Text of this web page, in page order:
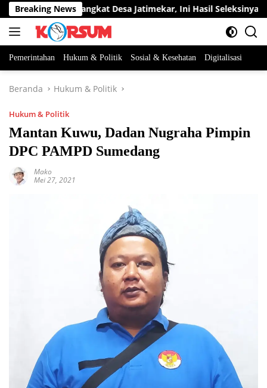
Langsung
ke
konten
Breaking News
Jabatan Perangkat Desa Jatimekar, Ini Hasil Seleksinya
Pemerintahan Hukum & Politik Sosial & Kesehatan Digitalisasi
Beranda Hukum & Politik
Hukum & Politik
Mantan Kuwu, Dadan Nugraha Pimpin
DPC PAMPD Sumedang
Mako
Mei 27, 2021